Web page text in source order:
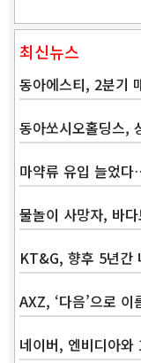
최신뉴스
동아에스티, 2분
동아쏘시오홀딩스,
마약류 유입 늘었
물놀이 사망자, 바
KT&G, 향후 5년
AXZ, ‘다음’으로 이
네이버, 엔비디아